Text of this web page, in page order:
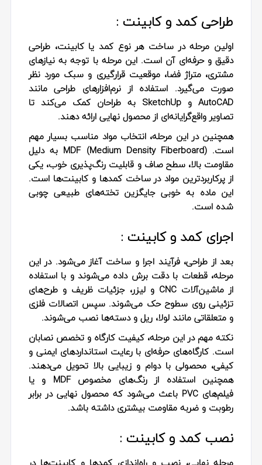
طراحی کمد و کابینت :
اولین مرحله در ساخت هر نوع کمد یا کابینت،طراحی
دقیق و حرفه‌ایآن است. این مرحله با توجه به نیازهای
مشتری، متراژ فضا، موقعیت قرارگیری و سبک مورد نظر
صورت می‌گیرد. استفاده از نرم‌افزارهای طراحی مانند
AutoCAD و SketchUp به طراحان کمک می‌کند تا
تصاویر واقع‌گرایانه‌ای از محصول نهایی ارائه دهند.
همچنین در این مرحله، انتخاب مواد مناسب بسیار مهم
است. MDF (Medium Density Fiberboard) به دلیل
مقاومت بالا، سطح صاف و قابلیت رنگ‌پذیری خوب، یکی
از پرکاربردترین مواد در ساخت کمدها و کابینت‌ها است.
این ماده به خوبی جایگزین تخته‌های طبیعی چوبی
شده است.
اجرای کمد و کابینت :
بعد از طراحی، فرآیند اجرا و ساختآغاز می‌شود. در این
مرحله، قطعات با دقت برش داده می‌شوند و با استفاده
از ماشین‌آلات CNC و لیزر، جزئیات ظریف و طرح‌های
تزئینی روی سطوح حک می‌شوند. سپس اتصالات فلزی
و متعلقاتی مانند لولا، ریل و دسته‌ها نصب می‌شوند.
نکته مهم در این مرحله، کیفیت کارگاه و تخصص نصابان
است. کارگاه‌های حرفه‌ای با رعایت استانداردهای ایمنی و
کیفی، محصولی با دوام و زیبایی بالا تحویل می‌دهند.
همچنین استفاده از رنگ‌های مخصوص MDF و یا
فیلم‌های PVC باعث می‌شود که محصول نهایی در برابر
رطوبت و ضربه مقاومت بیشتری داشته باشد.
نصب کمد و کابینت :